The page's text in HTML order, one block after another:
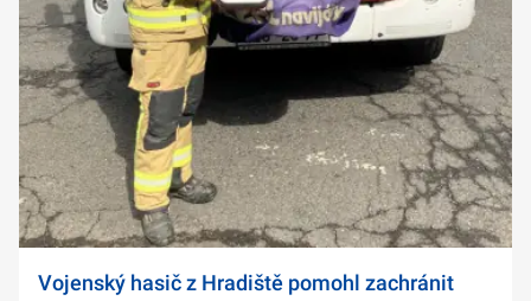
Vojenský hasič z Hradiště pomohl zachránit